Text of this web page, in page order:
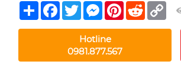
ShareFacebook
TwitterMessenger
Pinterest
Reddit
Hotline
0981.877.567